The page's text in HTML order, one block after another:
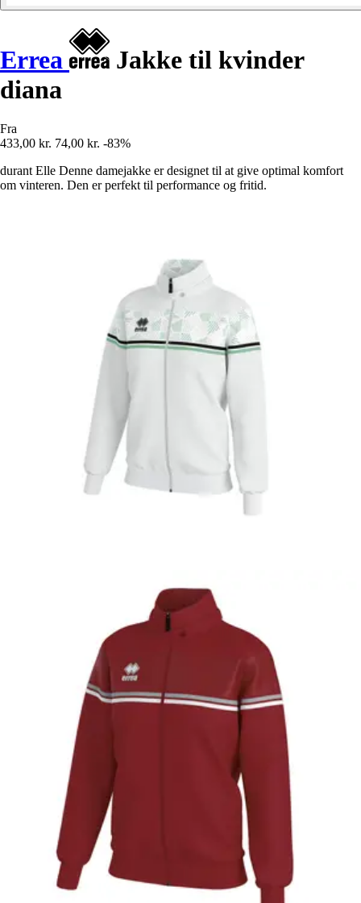
Errea
Jakke til kvinder
diana
Fra
433,00 kr. 74,00 kr. -83%
durant Elle Denne damejakke er designet til at give optimal komfort
om vinteren. Den er perfekt til performance og fritid.